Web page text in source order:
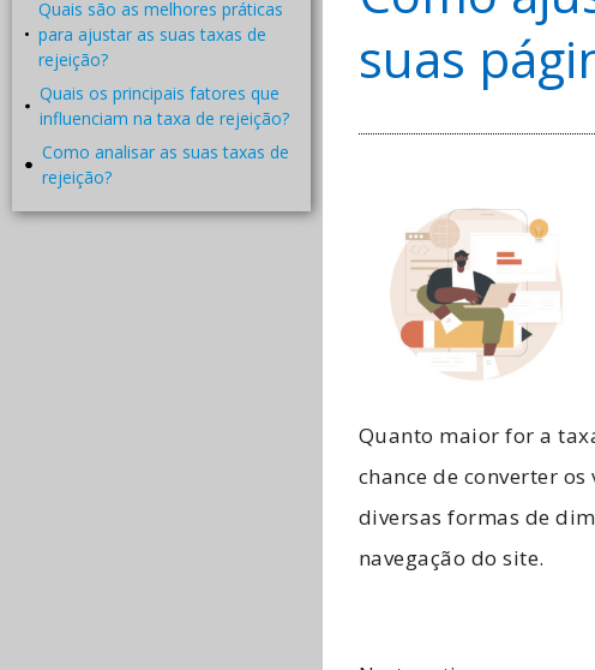
Quais são as melhores práticas
para ajustar as suas taxas de
rejeição?
Quais os principais fatores que
influenciam na taxa de rejeição?
Como analisar as suas taxas de
rejeição?
suas
Quanto maior for a
chance de converter
diversas formas de
navegação do site.